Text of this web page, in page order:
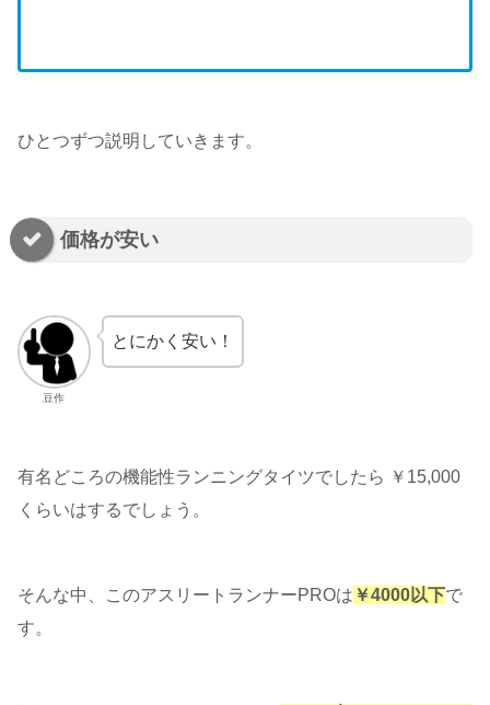
ひとつずつ説明していきます。
価格が安い
豆作
とにかく安い！
有名どころの機能性ランニングタイツでしたら ￥15,000
くらいはするでしょう。
そんな中、このアスリートランナーPROは ￥4000以下で
す。